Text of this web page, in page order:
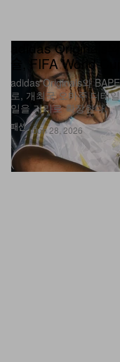
패션
adidas Originals
슐, FIFA World
adidas Originals와
로, 개최국 오마주 디테
일을 거리로 확장한다.
Jun 28, 2026